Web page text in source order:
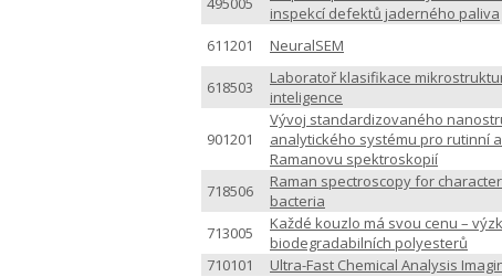
inspekcí defektů jaderného paliva
611201 NeuralSEM
618503
Laboratoř klasifikace
inteligence
901201
Vývoj standardizovaného
analytického systému pro rutinní
Ramanovu spektroskopií
718506
Raman spectroscopy for
bacteria
713005
Každé kouzlo má svou cenu –
biodegradabilních polyesterů
710101
Ultra-Fast Chemical Analysis